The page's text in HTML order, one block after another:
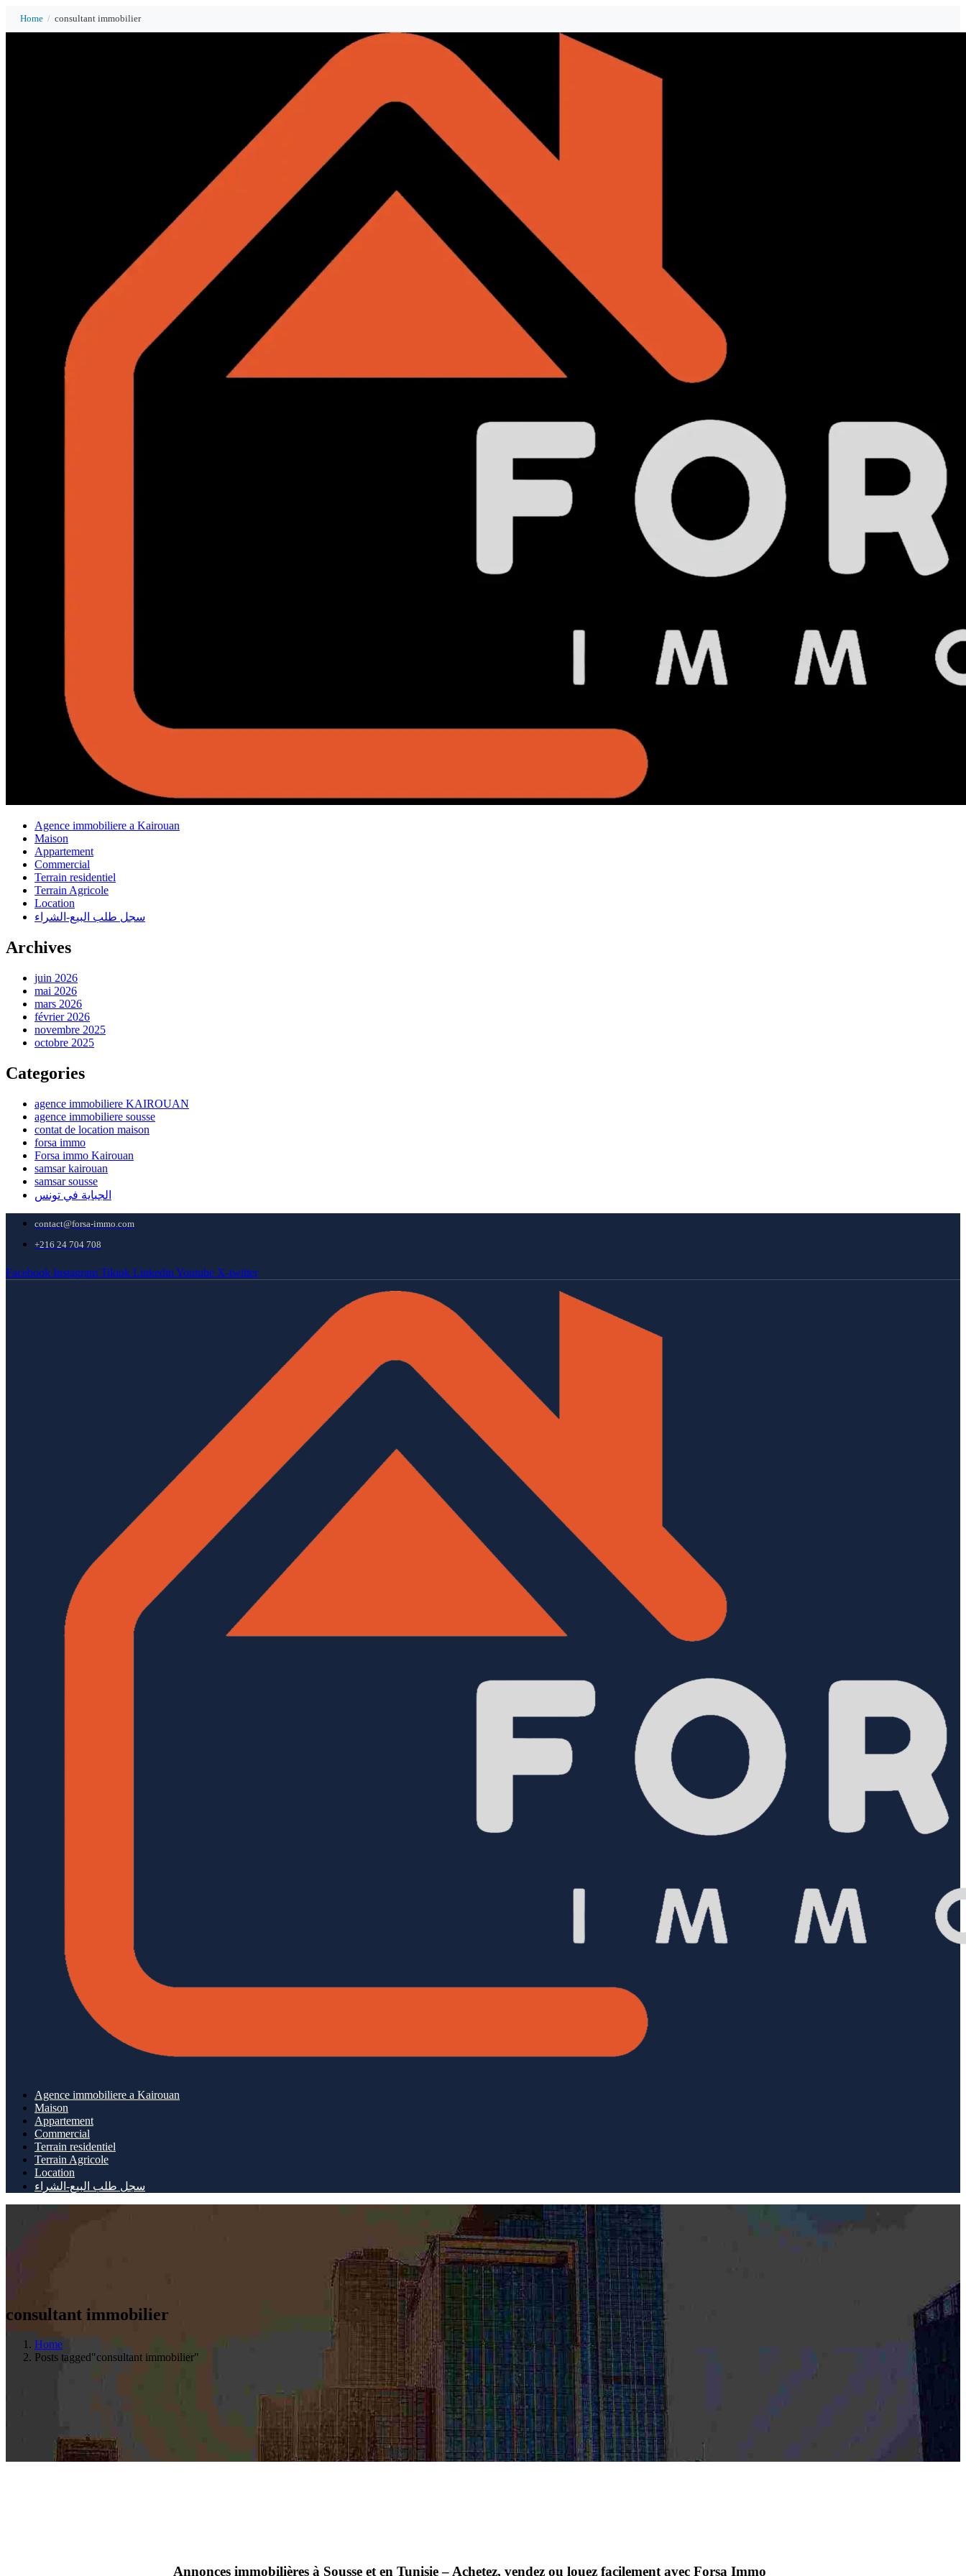
Home / consultant immobilier
Agence immobiliere a Kairouan
Maison
Appartement
Commercial
Terrain residentiel
Terrain Agricole
Location
سجل طلب البيع-الشراء
Archives
juin 2026
mai 2026
mars 2026
février 2026
novembre 2025
octobre 2025
Categories
agence immobiliere KAIROUAN
agence immobiliere sousse
contat de location maison
forsa immo
Forsa immo Kairouan
samsar kairouan
samsar sousse
الجباية في تونس
contact@forsa-immo.com
+216 24 704 708
Facebook Instagram Tiktok Linkedin Youtube X-twitter
Agence immobiliere a Kairouan
Maison
Appartement
Commercial
Terrain residentiel
Terrain Agricole
Location
سجل طلب البيع-الشراء
consultant immobilier
Home
Posts tagged"consultant immobilier"
Annonces immobilières à Sousse et en Tunisie – Achetez, vendez ou louez facilement avec Forsa Immo